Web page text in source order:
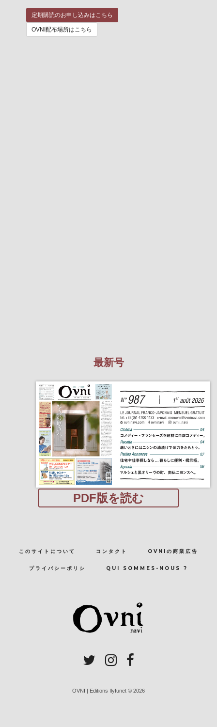
定期購読のお申し込みはこちら
OVNI配布場所はこちら
最新号
PDF版を読む
このサイトについて コンタクト OVNIの商業広告
プライバシーポリシ QUI SOMMES-NOUS ?
OVNI | Editions Ilyfunet © 2026